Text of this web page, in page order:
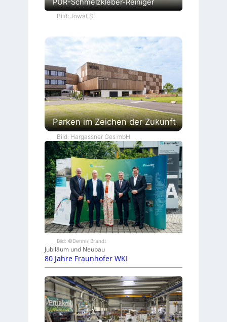
PUR-Schmelzkleber-Reiniger
Bild: Jowat SE
Parken im Zeichen der Zukunft
Bild: Hargassner Ges mbH
Bild: ©Dennis Brandt
Jubiläum und Neubau
80 Jahre Fraunhofer WKI